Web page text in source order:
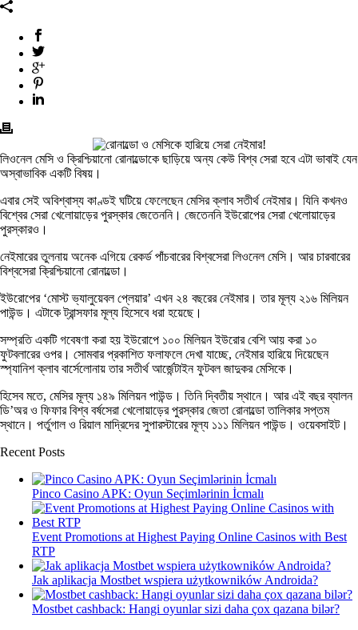
লিওনেল মেসি ও ক্রিশ্চিয়ানো রোনাল্ডোকে ছাড়িয়ে অন্য কেউ বিশ্ব সেরা হবে এটা ভাবাই যেন
অস্বাভাবিক একটি বিষয়।
এবার সেই অবিশ্বাস্য কাণ্ডই ঘটিয়ে ফেলেছেন মেসির ক্লাব সতীর্থ নেইমার। যিনি কখনও
বিশ্বের সেরা খেলোয়াড়ের পুরস্কার জেতেননি। জেতেননি ইউরোপের সেরা খেলোয়াড়ের
পুরস্কারও।
নেইমারের তুলনায় অনেক এগিয়ে রেকর্ড পাঁচবারের বিশ্বসেরা লিওনেল মেসি। আর চারবারের
বিশ্বসেরা ক্রিশ্চিয়ানো রোনাল্ডো।
ইউরোপের ‘মোস্ট ভ্যালুয়েবল প্লেয়ার’ এখন ২৪ বছরের নেইমার। তার মূল্য ২১৬ মিলিয়ন
পাউন্ড। এটাকে ট্রান্সফার মূল্য হিসেবে ধরা হয়েছে।
সম্প্রতি একটি গবেষণা করা হয় ইউরোপে ১০০ মিলিয়ন ইউরোর বেশি আয় করা ১০
ফুটবলারের ওপর। সোমবার প্রকাশিত ফলাফলে দেখা যাচ্ছে, নেইমার হারিয়ে দিয়েছেন
স্প্যানিশ ক্লাব বার্সেলোনায় তার সতীর্থ আর্জেন্টাইন ফুটবল জাদুকর মেসিকে।
হিসেব মতে, মেসির মূল্য ১৪৯ মিলিয়ন পাউন্ড। তিনি দ্বিতীয় স্থানে। আর এই বছর ব্যালন
ডি’অর ও ফিফার বিশ্ব বর্ষসেরা খেলোয়াড়ের পুরস্কার জেতা রোনাল্ডো তালিকার সপ্তম
স্থানে। পর্তুগাল ও রিয়াল মাদ্রিদের সুপারস্টারের মূল্য ১১১ মিলিয়ন পাউন্ড। ওয়েবসাইট।
Recent Posts
Pinco Casino APK: Oyun Seçimlərinin İcmalı
Event Promotions at Highest Paying Online Casinos with Best
RTP
Jak aplikacja Mostbet wspiera użytkowników Androida?
Mostbet cashback: Hangi oyunlar sizi daha çox qazana bilər?